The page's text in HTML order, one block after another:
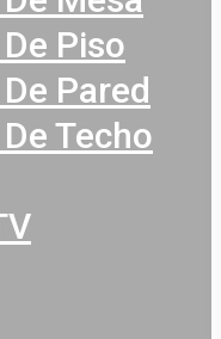
Piso
Pared
Techo